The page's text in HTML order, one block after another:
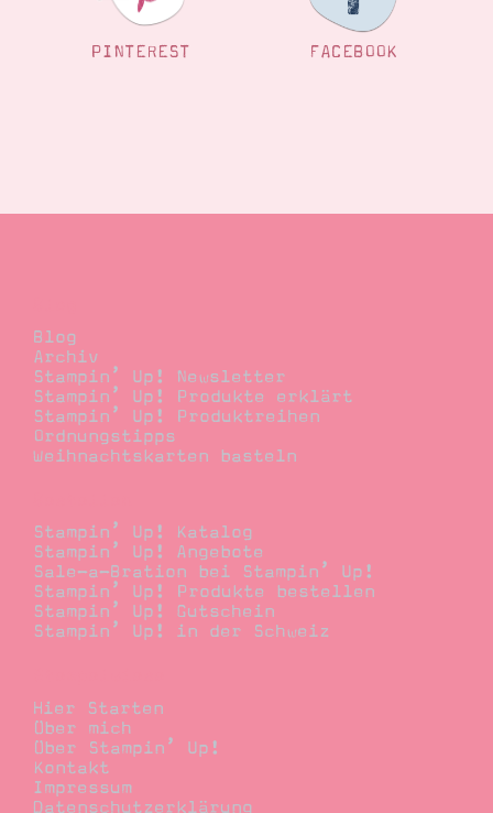
PINTEREST FACEBOOK
Blog
Archiv
Stampin’ Up! Newsletter
Stampin’ Up! Produkte erklärt
Stampin’ Up! Produktreihen
Ordnungstipps
Weihnachtskarten basteln
Stampin’ Up! Katalog
Stampin’ Up! Angebote
Sale-a-Bration bei Stampin’ Up!
Stampin’ Up! Produkte bestellen
Stampin’ Up! Gutschein
Stampin’ Up! in der Schweiz
Hier Starten
Über mich
Über Stampin’ Up!
Kontakt
Impressum
Datenschutzerklärung